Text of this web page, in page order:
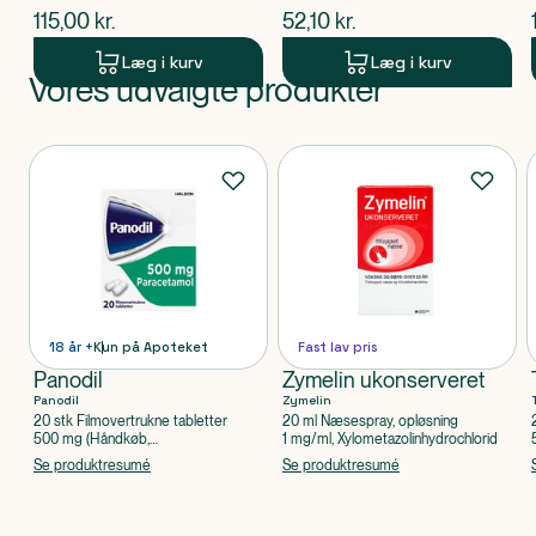
$nuværende pris
115,00 kr.
Læg i kurv
$nuværende pris
52,10 kr.
Læg i kurv
Produkt 1 af 0
Vores udvalgte produkter
Produkter
18 år +Kun på Apoteket
Panodil
Panodil
20 stk Filmovertrukne tabletter
500 mg (Håndkøb,
apoteksforbeholdt), Paracetamol
Se produktresumé
Fast lav pris
Zymelin ukonserveret
Zymelin
20 ml Næsespray, opløsning
1 mg/ml, Xylometazolinhydrochlorid
Se produktresumé